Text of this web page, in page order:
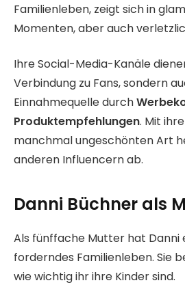
Familienleben, zeigt sich in
Momenten, aber auch
Ihre Social-Media-Kanäle
Verbindung zu Fans, sondern
Einnahmequelle durch
Produktempfehlungen. Mit
manchmal ungeschönten Art
anderen Influencern ab.
Danni Büchner als
Als fünffache Mutter hat Danni
forderndes Familienleben. Sie
wie wichtig ihr ihre Kinder sind.